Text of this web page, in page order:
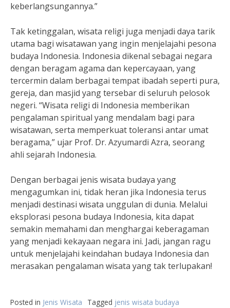
keberlangsungannya.”
Tak ketinggalan, wisata religi juga menjadi daya tarik
utama bagi wisatawan yang ingin menjelajahi pesona
budaya Indonesia. Indonesia dikenal sebagai negara
dengan beragam agama dan kepercayaan, yang
tercermin dalam berbagai tempat ibadah seperti pura,
gereja, dan masjid yang tersebar di seluruh pelosok
negeri. “Wisata religi di Indonesia memberikan
pengalaman spiritual yang mendalam bagi para
wisatawan, serta memperkuat toleransi antar umat
beragama,” ujar Prof. Dr. Azyumardi Azra, seorang
ahli sejarah Indonesia.
Dengan berbagai jenis wisata budaya yang
mengagumkan ini, tidak heran jika Indonesia terus
menjadi destinasi wisata unggulan di dunia. Melalui
eksplorasi pesona budaya Indonesia, kita dapat
semakin memahami dan menghargai keberagaman
yang menjadi kekayaan negara ini. Jadi, jangan ragu
untuk menjelajahi keindahan budaya Indonesia dan
merasakan pengalaman wisata yang tak terlupakan!
Posted in Jenis Wisata Tagged jenis wisata budaya